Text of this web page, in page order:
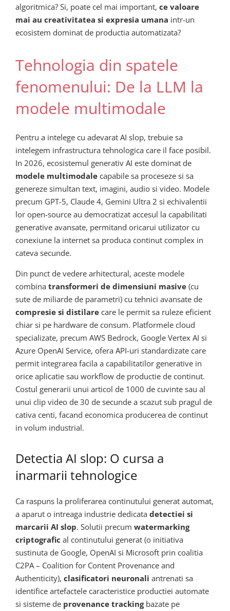
algoritmica? Si, poate cel mai important, ce valoare
mai au creativitatea si expresia umana intr-un
ecosistem dominat de productia automatizata?
Tehnologia din spatele
fenomenului: De la LLM la
modele multimodale
Pentru a intelege cu adevarat AI slop, trebuie sa
intelegem infrastructura tehnologica care il face posibil.
In 2026, ecosistemul generativ AI este dominat de
modele multimodale capabile sa proceseze si sa
genereze simultan text, imagini, audio si video. Modele
precum GPT-5, Claude 4, Gemini Ultra 2 si echivalentii
lor open-source au democratizat accesul la capabilitati
generative avansate, permitand oricarui utilizator cu
conexiune la internet sa produca continut complex in
cateva secunde.
Din punct de vedere arhitectural, aceste modele
combina transformeri de dimensiuni masive (cu
sute de miliarde de parametri) cu tehnici avansate de
compresie si distilare care le permit sa ruleze eficient
chiar si pe hardware de consum. Platformele cloud
specializate, precum AWS Bedrock, Google Vertex AI si
Azure OpenAI Service, ofera API-uri standardizate care
permit integrarea facila a capabilitatilor generative in
orice aplicatie sau workflow de productie de continut.
Costul generarii unui articol de 1000 de cuvinte sau al
unui clip video de 30 de secunde a scazut sub pragul de
cativa centi, facand economica producerea de continut
in volum industrial.
Detectia AI slop: O cursa a
inarmarii tehnologice
Ca raspuns la proliferarea continutului generat automat,
a aparut o intreaga industrie dedicata detectiei si
marcarii AI slop. Solutii precum watermarking
criptografic al continutului generat (o initiativa
sustinuta de Google, OpenAI si Microsoft prin coalitia
C2PA – Coalition for Content Provenance and
Authenticity), clasificatori neuronali antrenati sa
identifice artefactele caracteristice productiei automate
si sisteme de provenance trackingbazate pe